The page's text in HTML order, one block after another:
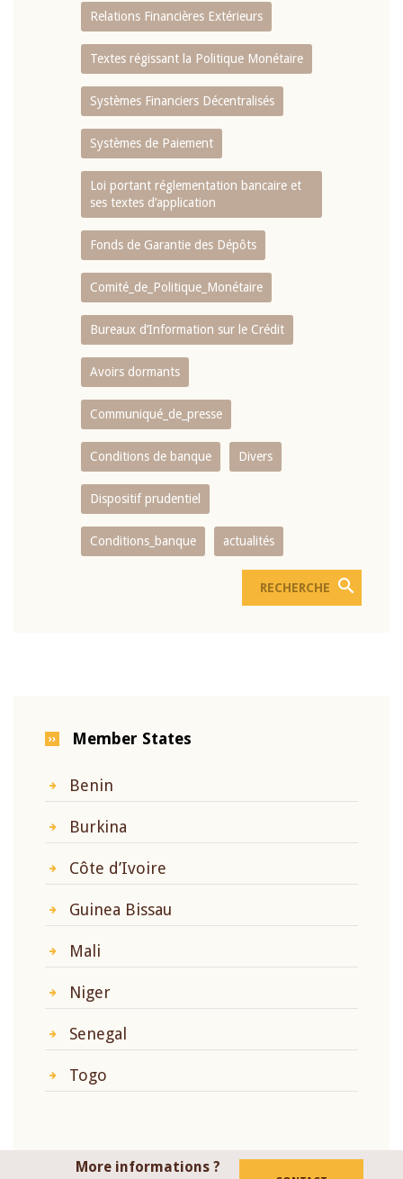
Relations Financières Extérieurs
Textes régissant la Politique Monétaire
Systèmes Financiers Décentralisés
Systèmes de Paiement
Loi portant réglementation bancaire et
ses textes d’application
Fonds de Garantie des Dépôts
Comité_de_Politique_Monétaire
Bureaux d’Information sur le Crédit
Avoirs dormants
Communiqué_de_presse
Conditions de banque Divers
Dispositif prudentiel
Conditions_banque actualités
Member States
Benin
Burkina
Côte d’Ivoire
Guinea Bissau
Mali
Niger
Senegal
Togo
More informations ?